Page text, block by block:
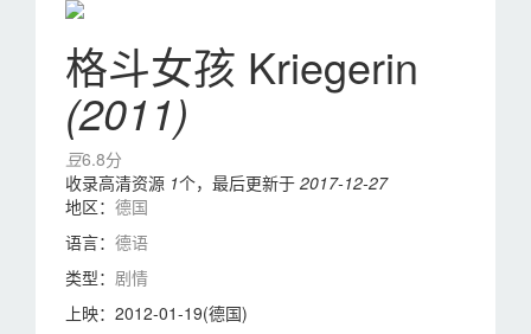
格斗女孩 Kriegerin
(2011)
豆6.8分
收录高清资源 1个，最后更新于 2017-12-27
地区： 德国
语言： 德语
类型： 剧情
上映： 2012-01-19(德国)